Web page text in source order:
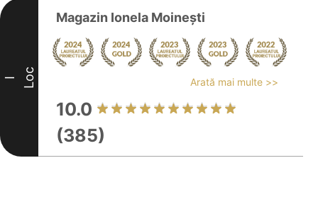
I Loc
Magazin Ionela Moinești
Arată mai multe >>
10.0
(385)